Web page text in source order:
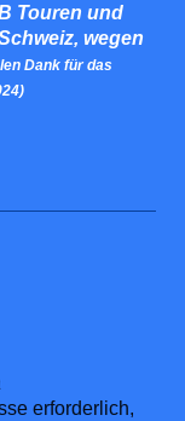
Touren und
wegen
Dank für das
erforderlich,